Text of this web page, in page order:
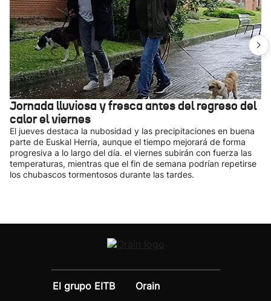
Jornada lluviosa y fresca antes del regreso del
calor el viernes
El jueves destaca la nubosidad y las precipitaciones en buena
parte de Euskal Herria, aunque el tiempo mejorará de forma
progresiva a lo largo del día. el viernes subirán con fuerza las
temperaturas, mientras que el fin de semana podrían repetirse
los chubascos tormentosos durante las tardes.
El grupo EITB
Orain